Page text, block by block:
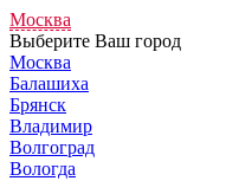
Москва
Выберите Ваш город
Москва
Балашиха
Брянск
Владимир
Волгоград
Вологда